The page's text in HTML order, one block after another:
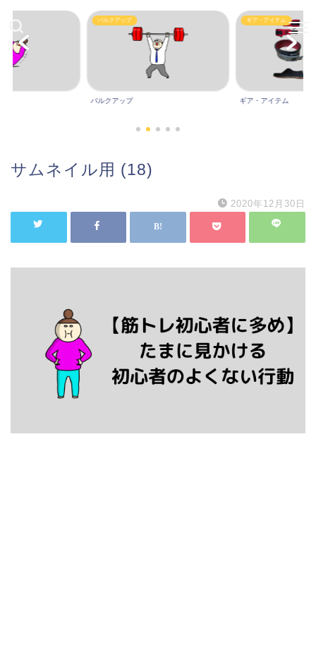
バルクアップ
バルクアップ
ギア・アイテム
ギア・アイテム
サムネイル用 (18)
2020年12月30日